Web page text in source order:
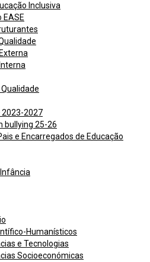
Inclusiva
EASE
2023-2027
bullying 25-26
e Encarregados de Educação
Humanísticos
e Tecnologias
Socioeconómicas